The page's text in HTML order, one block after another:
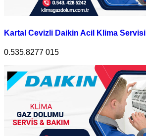
Kartal Cevizli Daikin Acil Klima Servisi
0.535.8277 015